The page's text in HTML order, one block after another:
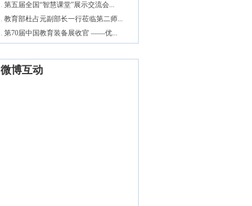
. 第五届全国“智慧课堂”展示交流会...
. 教育部杜占元副部长一行莅临第二师...
. 第70届中国教育装备展收官 ——优...
微博互动